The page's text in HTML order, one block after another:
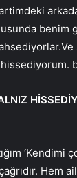
‘Kendimi
Hem